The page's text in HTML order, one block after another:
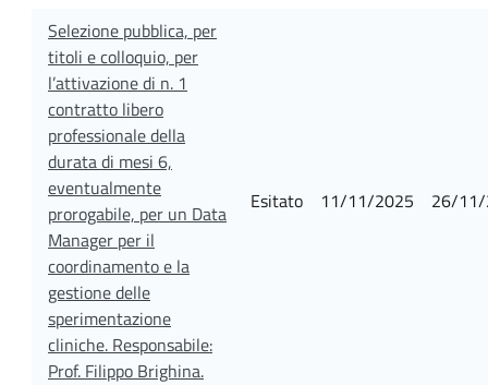
Selezione pubblica, per
titoli e colloquio, per
l’attivazione di n. 1
contratto libero
professionale della
durata di mesi 6,
eventualmente
prorogabile, per un Data
Manager per il
coordinamento e la
gestione delle
sperimentazione
cliniche. Responsabile:
Prof. Filippo Brighina.
Esitato 11/11/2025 26/